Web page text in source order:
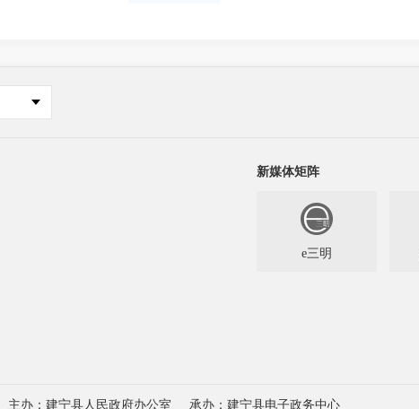
新媒体矩阵
e三明
主办：建宁县人民政府办公室 承办：建宁县电子政务中心